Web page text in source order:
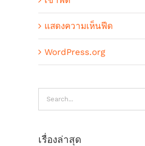
แสดงความเห็นฟีด
WordPress.org
Search
for:
เรื่องล่าสุด